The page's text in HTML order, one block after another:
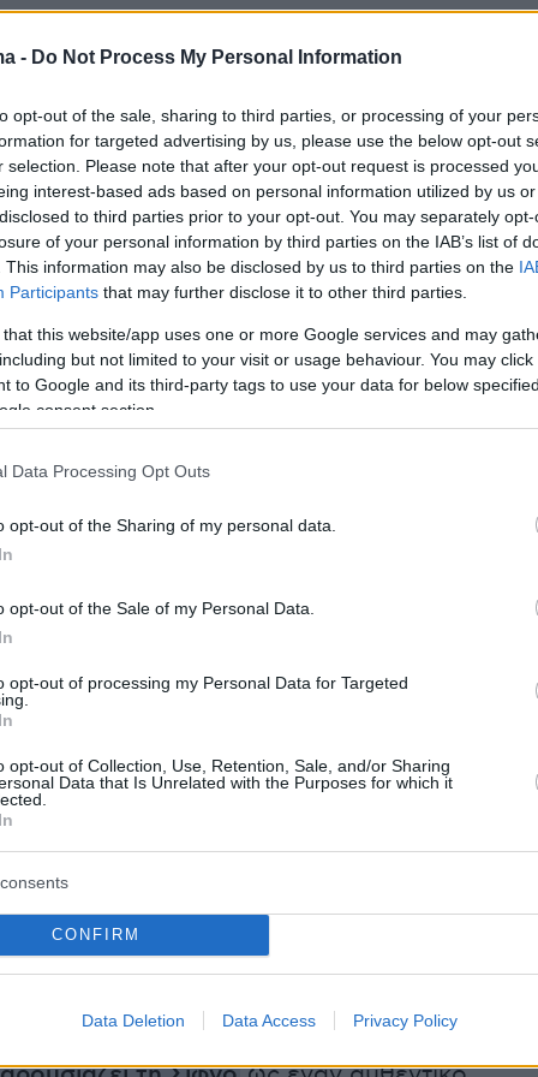
- Do Not Process My Personal Information
opt-out of the sale, sharing to third parties, or processing of your
for targeted advertising by us, please use the below opt-out
selection. Please note that after your opt-out request is processed
interest-based ads based on personal information utilized by us
to third parties prior to your opt-out. You may separately
of your personal information by third parties on the IAB’s list of
This information may also be disclosed by us to third parties on the
Participants that may further disclose it to other third parties.
that this website/app uses one or more Google services and may
but not limited to your visit or usage behaviour. You may
to Google and its third-party tags to use your data for below
consent section.
Data Processing Opt Outs
opt-out of the Sharing of my personal data.
opt-out of the Sale of my Personal Data.
opt-out of processing my Personal Data for Targeted
opt-out of Collection, Use, Retention, Sale, and/or Sharing
Data that Is Unrelated with the Purposes for which it
CONFIRM
Data Deletion Data Access Privacy Policy
τηλεθέασης στο ALMA TV, ιταλικό
γαστρονομία. Το κάθε επεισόδιο
ξανά από το Travel TV channel 61, καθώς και
μικρότερα περιφερειακά τηλεοπτικά
χρονικά την προβολή του
για πολλούς μήνες σε όλη τη χώρα. Η
καλύψει δεκάδες προορισμούς σε όλο τον
παρακολουθείται από εκατοντάδες χιλιάδες
πολύωρων γυρισμάτων που
πέρυσι στο κυκλαδίτικο νησί της
το νησί μέσα από ένα «ταξίδι» στις
την αυθεντική κυκλαδίτικη
την τοπική κουλτούρα και τη γαστρονομική
αναδεικνύει τα γραφικά χωριά της Σίφνου,
σοκάκια, τις εκκλησίες, την τέχνη της
την τοπική παραγωγή, τα διαχρονικά
και τα τοπία του νησιού, προβάλλοντας
αυθεντική φιλοξενία των κατοίκων.
δίνεται στη γαστρονομία, με αναφορές
συνταγές και στη σημαντική μαγειρική
του νησιού, που έχει συνδεθεί διεθνώς με τον
Μέσα από εικόνες του Αιγαίου,